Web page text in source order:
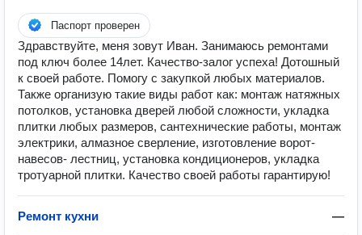
Паспорт проверен
Здравствуйте, меня зовут Иван. Занимаюсь ремонтами
под ключ более 14лет. Качество-залог успеха! Дотошный
к своей работе. Помогу с закупкой любых материалов.
Также организую такие виды работ как: монтаж натяжных
потолков, установка дверей любой сложности, укладка
плитки любых размеров, сантехнические работы, монтаж
электрики, алмазное сверление, изготовление ворот-
навесов- лестниц, установка кондиционеров, укладка
тротуарной плитки. Качество своей работы гарантирую!
Ремонт кухни —